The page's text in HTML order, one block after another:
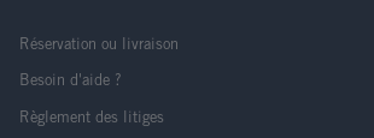
Réservation ou livraison
Besoin d'aide ?
Règlement des litiges